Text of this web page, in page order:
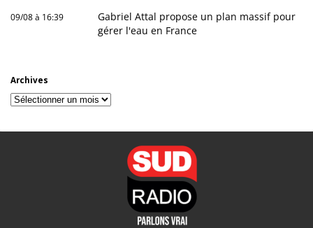
09/08 à 16:39
Gabriel Attal propose un plan massif pour
gérer l'eau en France
Archives
Archives